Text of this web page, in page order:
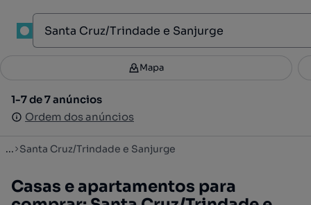
Filtros 1
1-7 de 7 anúncios
Ordem dos anúncios
Mapa
1-7 de 7 anúncios
Ordem dos anúncios
... Santa Cruz/Trindade e Sanjurge
Casas e apartamentos para